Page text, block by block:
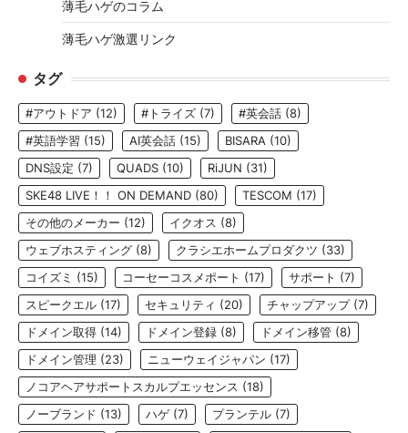
薄毛ハゲのコラム
薄毛ハゲ激選リンク
タグ
#アウトドア (12) #トライズ (7) #英会話 (8)
#英語学習 (15) AI英会話 (15) BISARA (10)
DNS設定 (7) QUADS (10) RiJUN (31)
SKE48 LIVE！！ ON DEMAND (80) TESCOM (17)
その他のメーカー (12) イクオス (8)
ウェブホスティング (8) クラシエホームプロダクツ (33)
コイズミ (15) コーセーコスメポート (17) サポート (7)
スピークエル (17) セキュリティ (20) チャップアップ(7)
ドメイン取得 (14) ドメイン登録 (8) ドメイン移管 (8)
ドメイン管理 (23) ニューウェイジャパン (17)
ノコアヘアサポートスカルプエッセンス (18)
ノーブランド (13) ハゲ (7) プランテル (7)